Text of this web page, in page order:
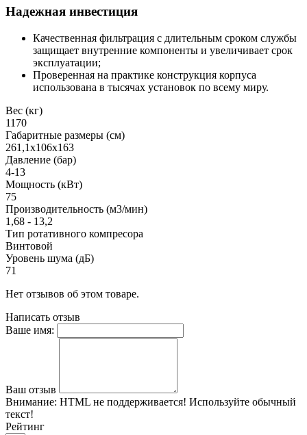
Надежная инвестиция
Качественная фильтрация с длительным сроком службы
защищает внутренние компоненты и увеличивает срок
эксплуатации;
Проверенная на практике конструкция корпуса
использована в тысячах установок по всему миру.
Вес (кг)
1170
Габаритные размеры (см)
261,1х106х163
Давление (бар)
4-13
Мощность (кВт)
75
Производительность (м3/мин)
1,68 - 13,2
Тип ротативного компресора
Винтовой
Уровень шума (дБ)
71
Нет отзывов об этом товаре.
Написать отзыв
Ваше имя:
Ваш отзыв
Внимание: HTML не поддерживается! Используйте обычный
текст!
Рейтинг